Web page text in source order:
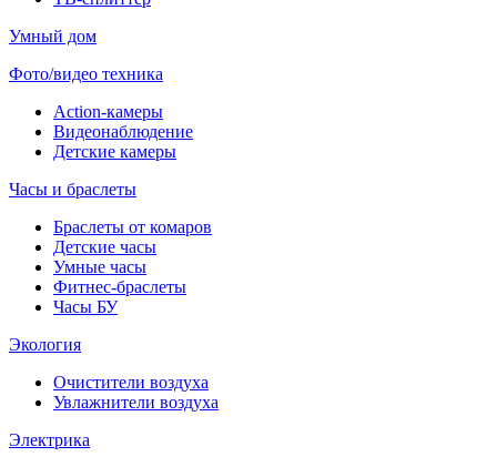
Умный дом
Фото/видео техника
Action-камеры
Видеонаблюдение
Детские камеры
Часы и браслеты
Браслеты от комаров
Детские часы
Умные часы
Фитнес-браслеты
Часы БУ
Экология
Очистители воздуха
Увлажнители воздуха
Электрика